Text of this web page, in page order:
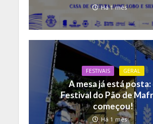
Há 1 mês
FESTIVAIS GERAL
A mesa já está posta:
Festival do Pão de
começou!
Há 1 mês